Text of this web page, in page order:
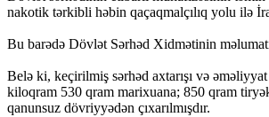
nakotik tərkibli həbin qaçaqmalçılıq yolu ilə
Bu barədə Dövlət Sərhəd Xidmətinin
Belə ki, keçirilmiş sərhəd axtarışı və
kiloqram 530 qram marixuana; 850 qram
qanunsuz dövriyyədən çıxarılmışdır.